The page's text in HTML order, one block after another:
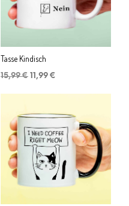
Tasse Kindisch
15,99€ Ursprünglicher
war:
11,99 €
ist: